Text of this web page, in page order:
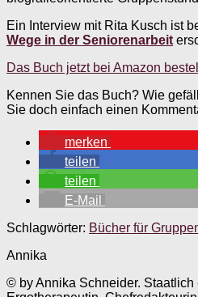
Ein Interview mit Rita Kusch ist
Wege in der Seniorenarbeit
Das Buch jetzt bei Amazon
Kennen Sie das Buch? Wie
Sie doch einfach einen
merken
teilen
teilen
E-Mail
Schlagwörter: Bücher für
Annika
© by Annika Schneider. Staatlich